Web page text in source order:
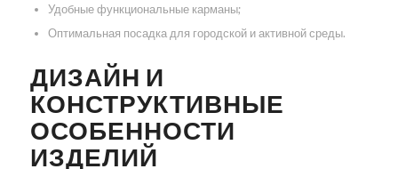
Удобные функциональные карманы;
Оптимальная посадка для городской и активной среды.
ДИЗАЙН И
КОНСТРУКТИВНЫЕ
ОСОБЕННОСТИ
ИЗДЕЛИЙ